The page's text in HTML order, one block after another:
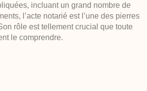
incluant un grand nombre de
l’acte notarié est l’une des pierres
rôle est tellement crucial que toute
le comprendre.